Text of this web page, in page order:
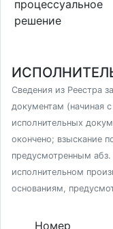
процессуальное
решение
Сведения из Реестра
документам (начиная
исполнительных
окончено; взыскание
предусмотренным
исполнительном
основаниям,
Номер